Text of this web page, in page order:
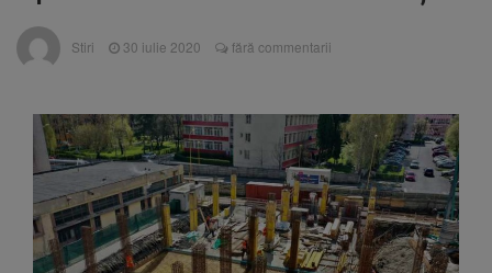
Ormeniș
6 august 2026
suspeND.ro pentru urmărirea inițiativei de
dosarul lui Călin Georgescu și Horațiu Potra.
Judecătorii decid dacă începe procesul
6 august 2026
Strategia națională pentru
biodiversitate 2026-2030, adoptată de Senat.
Proiectul merge la promulgare
Stiri 30 iulie 2020 fără commentarii